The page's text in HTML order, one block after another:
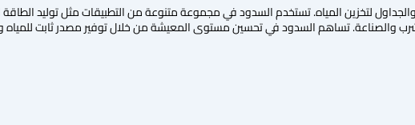
لتخزين المياه. تستخدم السدود في مجموعة متنوعة من التطبيقات مثل توليد الطاقة
والصناعة. تساهم السدود في تحسين مستوى المعيشة من خلال توفير مصدر ثابت للمياه